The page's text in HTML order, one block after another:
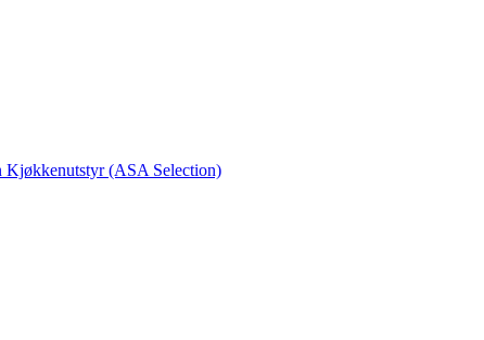
Kjøkkenutstyr (ASA Selection)